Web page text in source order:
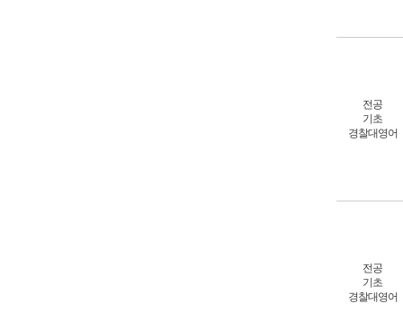
전공
기초
경찰대영어
전공
기초
경찰대영어